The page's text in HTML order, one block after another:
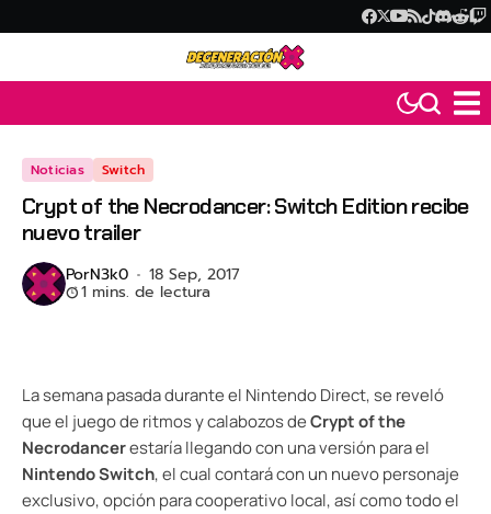
Noticias Switch
Crypt of the Necrodancer: Switch Edition recibe
nuevo trailer
PorN3k0 18 Sep, 2017
1 mins. de lectura
La semana pasada durante el Nintendo Direct, se reveló
que el juego de ritmos y calabozos deCrypt of the
Necrodancerestaría llegando con una versión para el
Nintendo Switch, el cual contará con un nuevo personaje
exclusivo, opción para cooperativo local, así como todo el